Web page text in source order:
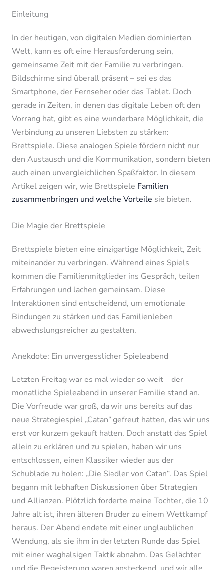
Einleitung
In der heutigen, von digitalen Medien dominierten
Welt, kann es oft eine Herausforderung sein,
gemeinsame Zeit mit der Familie zu verbringen.
Bildschirme sind überall präsent – sei es das
Smartphone, der Fernseher oder das Tablet. Doch
gerade in Zeiten, in denen das digitale Leben oft den
Vorrang hat, gibt es eine wunderbare Möglichkeit, die
Verbindung zu unseren Liebsten zu stärken:
Brettspiele. Diese analogen Spiele fördern nicht nur
den Austausch und die Kommunikation, sondern bieten
auch einen unvergleichlichen Spaßfaktor. In diesem
Artikel zeigen wir, wie Brettspiele Familien
zusammenbringen und welche Vorteile sie bieten.
Die Magie der Brettspiele
Brettspiele bieten eine einzigartige Möglichkeit, Zeit
miteinander zu verbringen. Während eines Spiels
kommen die Familienmitglieder ins Gespräch, teilen
Erfahrungen und lachen gemeinsam. Diese
Interaktionen sind entscheidend, um emotionale
Bindungen zu stärken und das Familienleben
abwechslungsreicher zu gestalten.
Anekdote: Ein unvergesslicher Spieleabend
Letzten Freitag war es mal wieder so weit – der
monatliche Spieleabend in unserer Familie stand an.
Die Vorfreude war groß, da wir uns bereits auf das
neue Strategiespiel „Catan“ gefreut hatten, das wir uns
erst vor kurzem gekauft hatten. Doch anstatt das Spiel
allein zu erklären und zu spielen, haben wir uns
entschlossen, einen Klassiker wieder aus der
Schublade zu holen: „Die Siedler von Catan“. Das Spiel
begann mit lebhaften Diskussionen über Strategien
und Allianzen. Plötzlich forderte meine Tochter, die 10
Jahre alt ist, ihren älteren Bruder zu einem Wettkampf
heraus. Der Abend endete mit einer unglaublichen
Wendung, als sie ihm in der letzten Runde das Spiel
mit einer waghalsigen Taktik abnahm. Das Gelächter